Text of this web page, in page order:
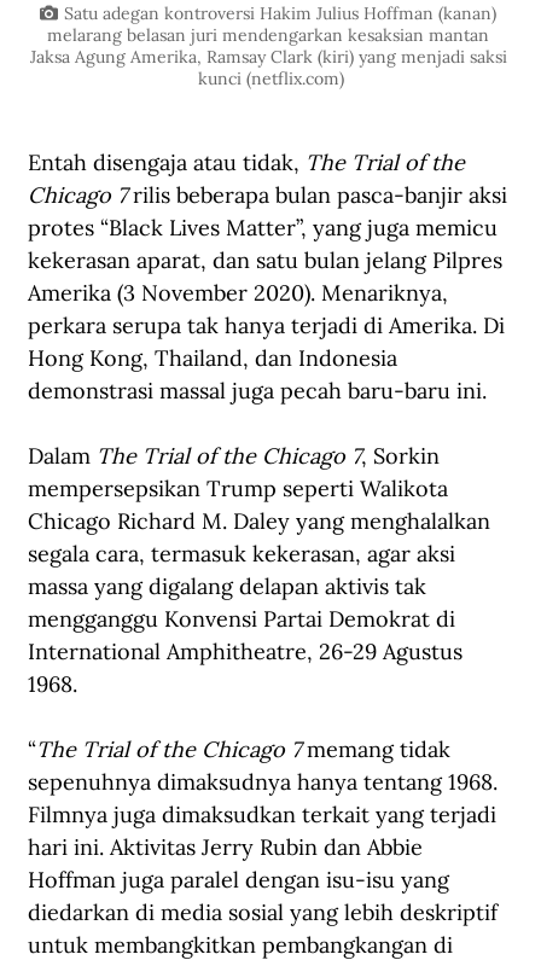
Satu adegan kontroversi Hakim Julius Hoffman (kanan)
melarang belasan juri mendengarkan kesaksian mantan
Jaksa Agung Amerika, Ramsay Clark (kiri) yang menjadi saksi
kunci (netflix.com)
Entah disengaja atau tidak, The Trial of the
Chicago 7 rilis beberapa bulan pasca-banjir aksi
protes “Black Lives Matter”, yang juga memicu
kekerasan aparat, dan satu bulan jelang Pilpres
Amerika (3 November 2020). Menariknya,
perkara serupa tak hanya terjadi di Amerika. Di
Hong Kong, Thailand, dan Indonesia
demonstrasi massal juga pecah baru-baru ini.
Dalam The Trial of the Chicago 7, Sorkin
mempersepsikan Trump seperti Walikota
Chicago Richard M. Daley yang menghalalkan
segala cara, termasuk kekerasan, agar aksi
massa yang digalang delapan aktivis tak
mengganggu Konvensi Partai Demokrat di
International Amphitheatre, 26-29 Agustus
1968.
“The Trial of the Chicago 7 memang tidak
sepenuhnya dimaksudnya hanya tentang 1968.
Filmnya juga dimaksudkan terkait yang terjadi
hari ini. Aktivitas Jerry Rubin dan Abbie
Hoffman juga paralel dengan isu-isu yang
diedarkan di media sosial yang lebih deskriptif
untuk membangkitkan pembangkangan di